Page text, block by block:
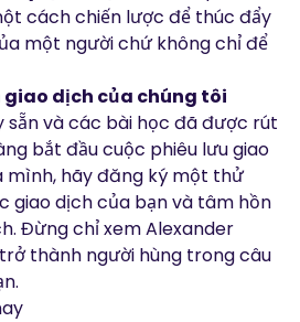
cách chiến lược để thúc đẩy
một người chứ không chỉ để
dịch của chúng tôi
và các bài học đã được rút
bắt đầu cuộc phiêu lưu giao
hãy đăng ký một thử
giao dịch của bạn và tâm hồn
Đừng chỉ xem Alexander
thành người hùng trong câu